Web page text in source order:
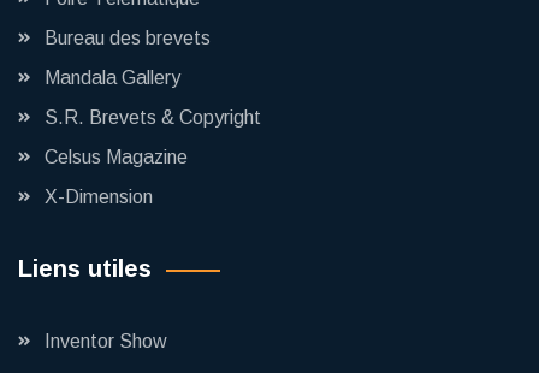
Bureau des brevets
Mandala Gallery
S.R. Brevets & Copyright
Celsus Magazine
X-Dimension
Liens utiles
Inventor Show